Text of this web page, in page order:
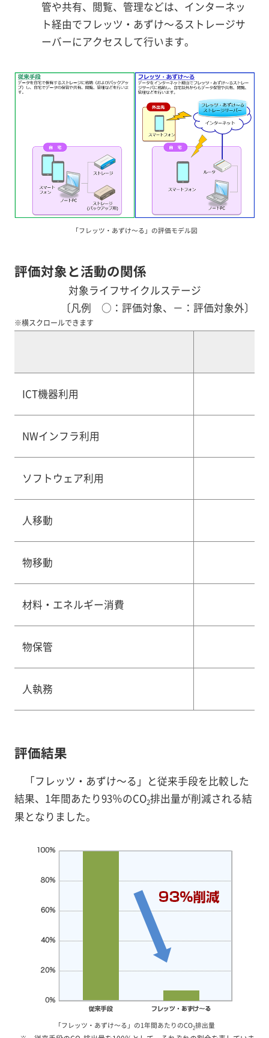
管や共有、閲覧、管理などは、インターネッ
ト経由でフレッツ・あずけ～るストレージサ
ーバーにアクセスして行います。
「フレッツ・あずけ～る」の評価モデル図
評価対象と活動の関係
対象ライフサイクルステージ
〔凡例 ○：評価対象、－：評価対象外〕
※横スクロールできます
ICT機器利用
NWインフラ利用
ソフトウェア利用
人移動
物移動
材料・エネルギー消費
物保管
人執務
評価結果
「フレッツ・あずけ～る」と従来手段を比較した
結果、1年間あたり93％のCO2排出量が削減される結
果となりました。
「フレッツ・あずけ～る」の1年間あたりのCO2排出量